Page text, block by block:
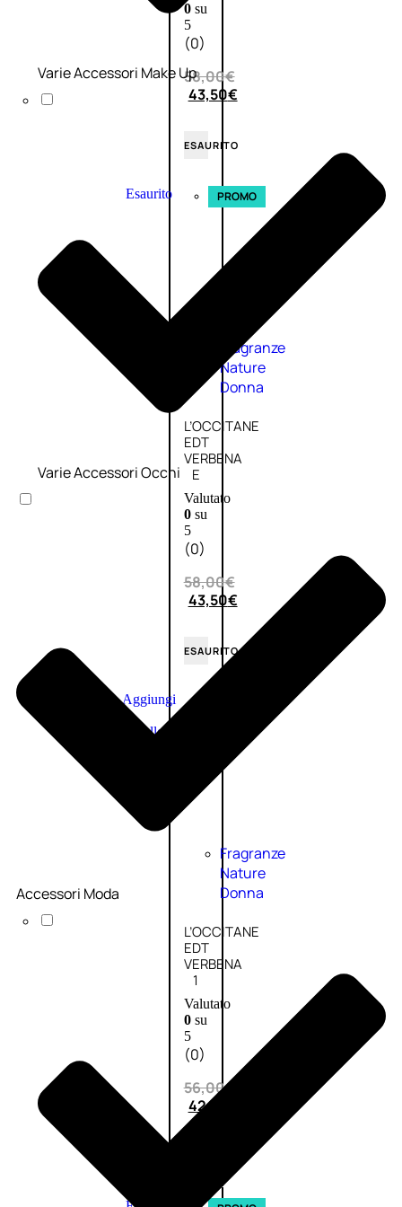
0su
5
(0)
58,00€
43,50€
ESAURITO
Esaurito PROMO
Fragranze
Nature
Donna
L’OCCITANE
EDT
VERBENA
E
Valutato
0su
5
(0)
58,00€
43,50€
ESAURITO
Aggiungi
al
carrello
Fragranze
Nature
Donna
L’OCCITANE
EDT
VERBENA
1
Valutato
0su
5
(0)
56,00€
42,00
CARRELLO
Varie Accessori Make Up
Varie Accessori Occhi
Accessori Moda